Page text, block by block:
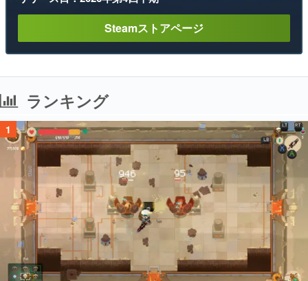
Steamストアページ
ランキング
1